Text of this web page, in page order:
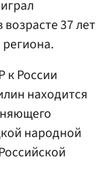
37 лет
к России
находится
народной